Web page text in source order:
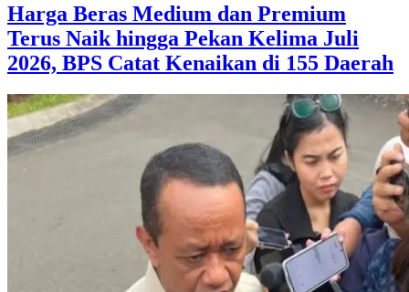
Harga Beras Medium dan Premium
Terus Naik hingga Pekan Kelima Juli
2026, BPS Catat Kenaikan di 155 Daerah